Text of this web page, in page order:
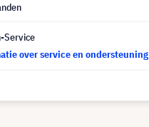
Service
over service en ondersteuning